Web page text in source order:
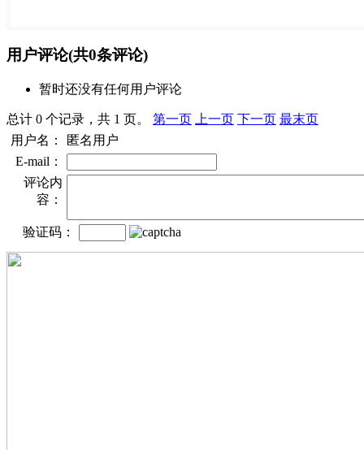
用户评论(共0条评论)
暂时还没有任何用户评论
总计 0 个记录，共 1 页。 第一页 上一页 下一页 最末页
用户名：
匿名用户
E-mail：
评论内
容：
验证码：